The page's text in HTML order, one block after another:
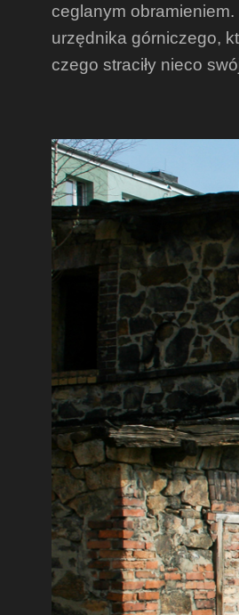
ceglanym
urzędnika górniczego,
czego straciły nieco